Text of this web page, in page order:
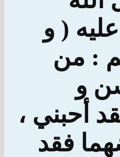
( و
: من
و
أحبني ،
فقد